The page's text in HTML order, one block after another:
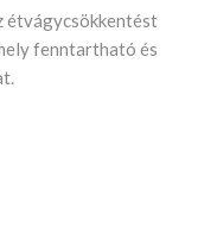
étvágycsökkentést
fenntartható és